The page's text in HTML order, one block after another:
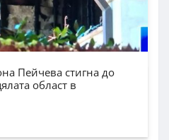
Пейчева стигна до
област в